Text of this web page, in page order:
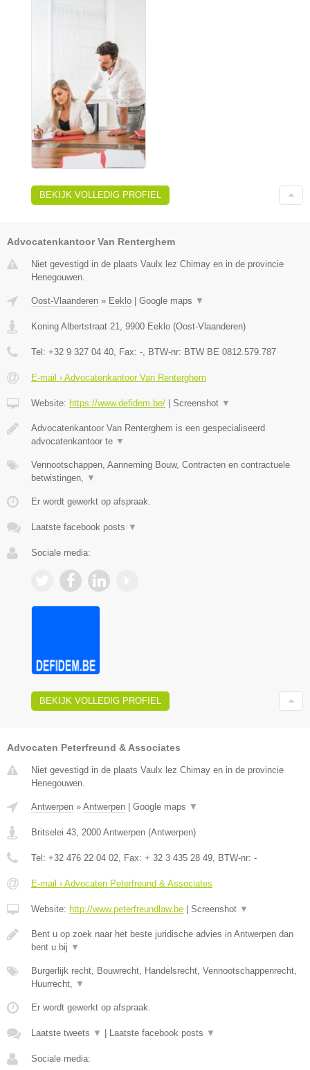
BEKIJK VOLLEDIG PROFIEL
Advocatenkantoor Van Renterghem
Niet gevestigd in de plaats Vaulx lez Chimay en in de provincie
Henegouwen.
Oost-Vlaanderen » Eeklo Google maps ▼
Koning Albertstraat 21 9900 Eeklo (Oost-Vlaanderen)
Tel: +32 9 327 04 40 , Fax: - , BTW-nr: BTW BE 0812.579.787
E-mail › Advocatenkantoor Van Renterghem
Website: https://www.defidem.be/ Screenshot ▼
Advocatenkantoor Van Renterghem is een gespecialiseerd
advocatenkantoor te ▼
Vennootschappen, Aanneming Bouw, Contracten en contractuele
betwistingen,
▼
Er wordt gewerkt op afspraak.
Laatste facebook posts ▼
Sociale media:
BEKIJK VOLLEDIG PROFIEL
Advocaten Peterfreund & Associates
Niet gevestigd in de plaats Vaulx lez Chimay en in de provincie
Henegouwen.
Antwerpen » Antwerpen Google maps ▼
Britselei 43 2000 Antwerpen (Antwerpen)
Tel: +32 476 22 04 02 , Fax: + 32 3 435 28 49 , BTW-nr: -
E-mail › Advocaten Peterfreund & Associates
Website: http://www.peterfreundlaw.be Screenshot ▼
Bent u op zoek naar het beste juridische advies in Antwerpen dan
bent u bij ▼
Burgerlijk recht, Bouwrecht, Handelsrecht, Vennootschappenrecht,
Huurrecht,
▼
Er wordt gewerkt op afspraak.
Laatste tweets ▼ Laatste facebook posts ▼
Sociale media: